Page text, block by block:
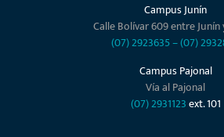
Campus Junín
Calle Bolívar 609 entre Junín
(07) 2923635–(07)
Campus Pajonal
Vía al Pajonal
(07) 2931123ext. 101